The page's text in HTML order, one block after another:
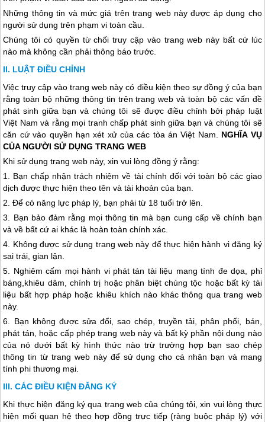
Những thông tin và mức giá trên trang web này được áp dụng cho
người sử dụng trên phạm vi toàn cầu.
Chúng tôi có quyền từ chối truy cập vào trang web này bất cứ lúc
nào mà không cần phải thông báo trước.
LUẬT ĐIỀU CHỈNH
Việc truy cập vào trang web này có điều kiện theo sự đồng ý của bạn
rằng toàn bộ những thông tin trên trang web và toàn bộ các vấn đề
phát sinh giữa bạn và chúng tôi sẽ được điều chỉnh bởi pháp luật
Việt Nam và rằng mọi tranh chấp phát sinh giữa bạn và chúng tôi sẽ
căn cứ vào quyền hạn xét xử của các tòa án Việt Nam. NGHĨA VỤ
CỦA NGƯỜI SỬ DỤNG TRANG WEB
Khi sử dụng trang web này, xin vui lòng đồng ý rằng:
1. Bạn chấp nhận trách nhiệm về tài chính đối với toàn bộ các giao
dịch được thực hiện theo tên và tài khoản của bạn.
2. Để có năng lực pháp lý, bạn phải từ 18 tuổi trở lên.
3. Bạn bảo đảm rằng mọi thông tin mà bạn cung cấp về chính bạn
và về bất cứ ai khác là hoàn toàn chính xác.
4. Không được sử dụng trang web này để thực hiện hành vi đăng ký
sai trái, gian lận.
5. Nghiêm cấm mọi hành vi phát tán tài liệu mang tính đe dọa, phỉ
báng,khiêu dâm, chính trị hoặc phân biệt chủng tộc hoặc bất kỳ tài
liệu bất hợp pháp hoặc khiêu khích nào khác thông qua trang web
này.
6. Bạn không được sửa đổi, sao chép, truyền tải, phân phối, bán,
phát tán, hoặc cấp phép trang web này và bất kỳ phần nội dung nào
của nó dưới bất kỳ hình thức nào trừ trường hợp bạn sao chép
thông tin từ trang web này để sử dụng cho cá nhân bạn và mang
tính phi thương mại.
CÁC ĐIỀU KIỆN ĐĂNG KÝ
Khi thực hiện đăng ký qua trang web của chúng tôi, xin vui lòng thực
hiện mối quan hệ theo hợp đồng trực tiếp (ràng buộc pháp lý) với